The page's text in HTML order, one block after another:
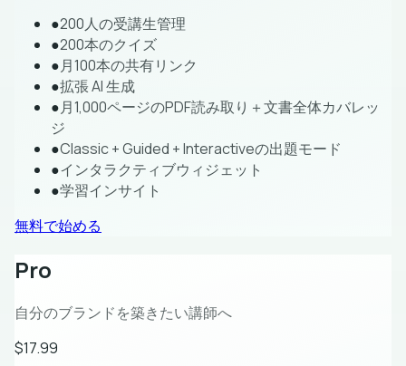
●200人の受講生管理
●200本のクイズ
●月100本の共有リンク
●拡張 AI 生成
●月1,000ページのPDF読み取り＋文書全体カバレッ
ジ
●Classic + Guided + Interactiveの出題モード
●インタラクティブウィジェット
●学習インサイト
無料で始める
Pro
自分のブランドを築きたい講師へ
$17.99